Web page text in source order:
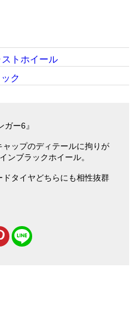
ストホイール
ク
ガー6』
ップのディテールに拘りが
ンブラックホイール。
タイヤどちらにも相性抜群